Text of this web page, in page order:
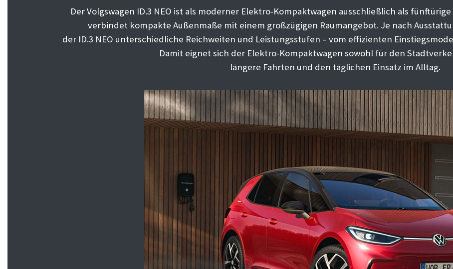
Der Volgswagen ID.3 NEO ist als moderner Elektro-Kompaktwagen ausschließlich als
verbindet kompakte Außenmaße mit einem großzügigen Raumangebot. Je nach
der ID.3 NEO unterschiedliche Reichweiten und Leistungsstufen – vom effizienten
Damit eignet sich der Elektro-Kompaktwagen sowohl für den
längere Fahrten und den täglichen Einsatz im Alltag.